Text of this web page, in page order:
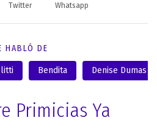
Twitter Whatsapp
HABLÓ DE
Bendita Denise Dumas
Primicias Ya